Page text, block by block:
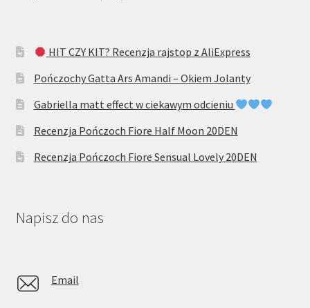
HIT CZY KIT? Recenzja rajstop z AliExpress
Pończochy Gatta Ars Amandi – Okiem Jolanty
Gabriella matt effect w ciekawym odcieniu
Recenzja Pończoch Fiore Half Moon 20DEN
Recenzja Pończoch Fiore Sensual Lovely 20DEN
Napisz do nas
Email